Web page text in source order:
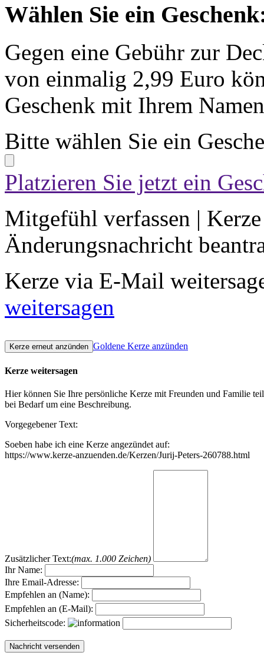
Wählen Sie ein
Gegen eine Gebühr zur
von einmalig 2,99 Euro
Geschenk mit Ihrem
Bitte wählen Sie ein
Platzieren Sie jetzt ein
Mitgefühl verfassen |
Änderungsnachricht
Kerze via E-Mail
weitersagen
Goldene Kerze anzünden
Kerze weitersagen
Hier können Sie Ihre persönliche Kerze mit Freunden und Familie
bei Bedarf um eine Beschreibung.
Vorgegebener Text:
Soeben habe ich eine Kerze angezündet auf:
https://www.kerze-anzuenden.de/Kerzen/Jurij-Peters-260788.html
Zusätzlicher Text:(max. 1.000 Zeichen)
Ihr Name:
Ihre Email-Adresse:
Empfehlen an (Name):
Empfehlen an (E-Mail):
Sicherheitscode: